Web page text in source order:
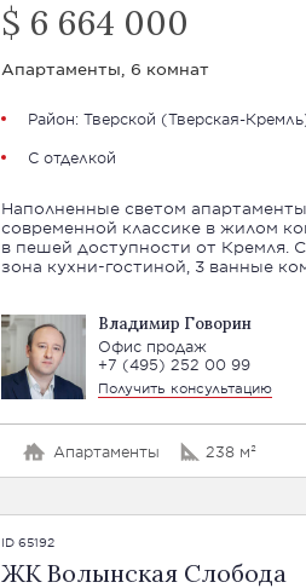
$ 6 664 000
Апартаменты, 6 комнат
Район: Тверской (Тверская-
С отделкой
Наполненные светом
современной классике в жилом
в пешей доступности от Кремля.
зона кухни-гостиной, 3 ванные
Владимир Говорин
Офис продаж
+7 (495) 252 00 99
Получить консультацию
Апартаменты 238 м²
ID 65192
ЖК Волынская Слобода